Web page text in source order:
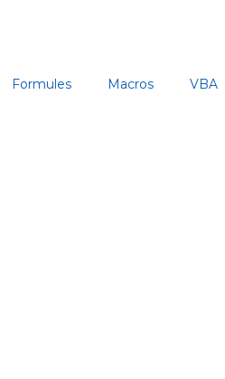
Formules Macros VBA